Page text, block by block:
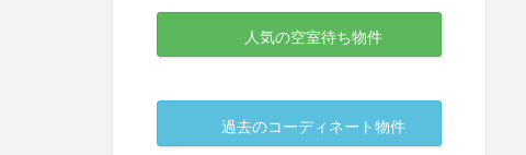
人気の空室待ち物件
過去のコーディネート物件